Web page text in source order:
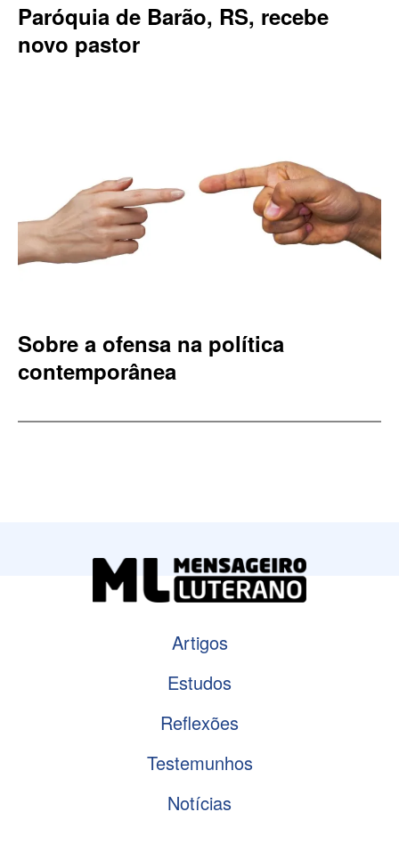
Paróquia de Barão, RS, recebe
novo pastor
Sobre a ofensa na política
contemporânea
Artigos
Estudos
Reflexões
Testemunhos
Notícias